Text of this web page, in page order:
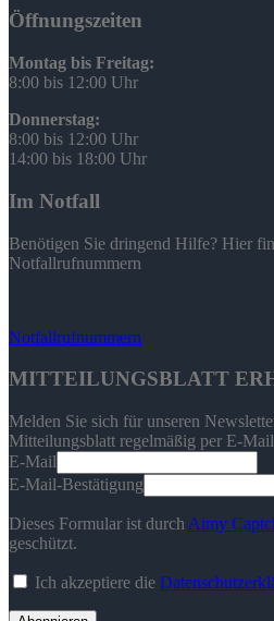
Öffnungszeiten
Montag bis Freitag:
8:00 bis 12:00 Uhr
Donnerstag:
8:00 bis 12:00 Uhr
14:00 bis 18:00 Uhr
Im Notfall
Benötigen Sie dringend Hilfe? Hier
Notfallrufnummern
Notfallrufnummern
MITTEILUNGSBLATT
Melden Sie sich für unseren
Mitteilungsblatt regelmäßig per E-
E-Mail
E-Mail-Bestätigung
Dieses Formular ist durch Aimy
geschützt.
Ich akzeptiere die